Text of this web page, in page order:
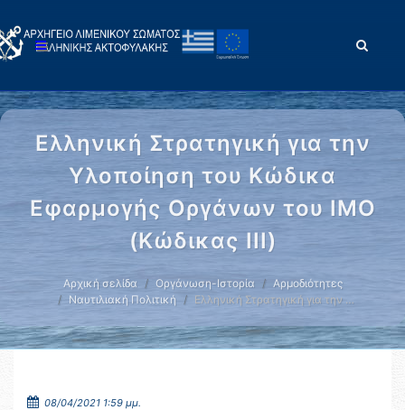
Ελληνική Στρατηγική για την
Υλοποίηση του Κώδικα
Εφαρμογής Οργάνων του ΙΜΟ
(Κώδικας ΙΙΙ)
Αρχική σελίδα Οργάνωση-Ιστορία
Αρμοδιότητες
Ναυτιλιακή Πολιτική
Ελληνική Στρατηγική για την …
08/04/2021 1:59 μμ.